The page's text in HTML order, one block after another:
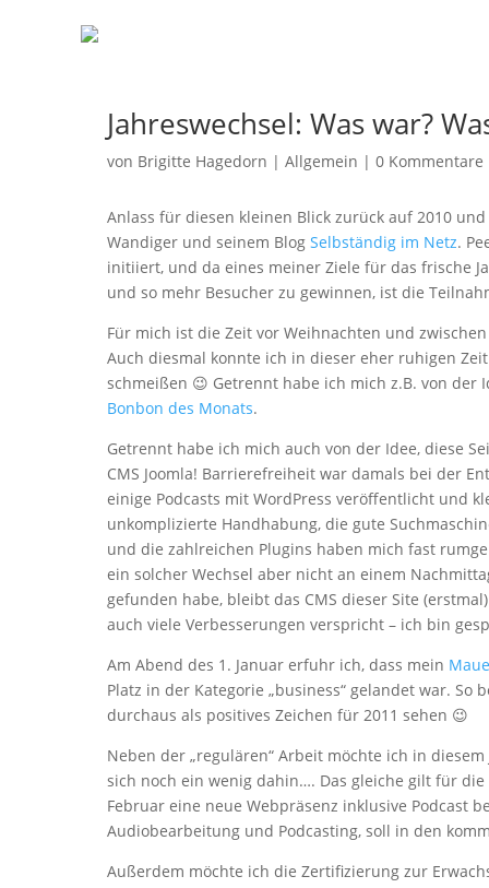
Jahreswechsel: Was war?
von Brigitte Hagedorn | Allgemein | 0 Kommentare
Anlass für diesen kleinen Blick zurück auf 2010
Wandiger und seinem Blog Selbständig im Netz.
initiiert, und da eines meiner Ziele für das frische
und so mehr Besucher zu gewinnen, ist die
Für mich ist die Zeit vor Weihnachten und
Auch diesmal konnte ich in dieser eher ruhigen
schmeißen 😉 Getrennt habe ich mich z.B. von
Bonbon des Monats.
Getrennt habe ich mich auch von der Idee, diese
CMS Joomla! Barrierefreiheit war damals bei der
einige Podcasts mit WordPress veröffentlicht und
unkomplizierte Handhabung, die gute
und die zahlreichen Plugins haben mich fast
ein solcher Wechsel aber nicht an einem
gefunden habe, bleibt das CMS dieser Site
auch viele Verbesserungen verspricht – ich bin
Am Abend des 1. Januar erfuhr ich, dass mein
Platz in der Kategorie „business“ gelandet war.
durchaus als positives Zeichen für 2011 sehen 😉
Neben der „regulären“ Arbeit möchte ich in
sich noch ein wenig dahin…. Das gleiche gilt für die
Februar eine neue Webpräsenz inklusive Podcast
Audiobearbeitung und Podcasting, soll in den
Außerdem möchte ich die Zertifizierung zur